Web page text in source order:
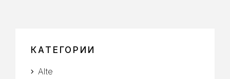
КАТЕГОРИИ
Alte